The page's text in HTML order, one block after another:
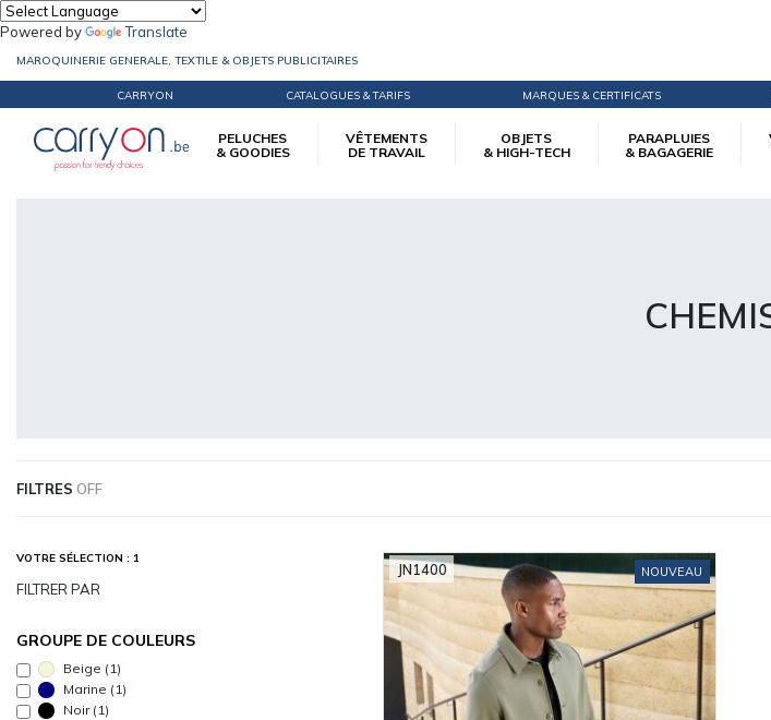
Powered by Translate
MAROQUINERIE GENERALE, TEXTILE & OBJETS PUBLICITAIRES
CARRYON CATALOGUES & TARIFS MARQUES & CERTIFICATS
PELUCHES
& GOODIES
VÊTEMENTS
DE TRAVAIL
OBJETS
& HIGH-TECH
PARAPLUIES
& BAGAGERIE
Accueil éco-responsable
FILTRES
VOTRE SÉLECTION : 1
FILTRER PAR
GROUPE DE COULEURS
Beige (1)
Marine (1)
Noir (1)
NOUVEAU
JN1400